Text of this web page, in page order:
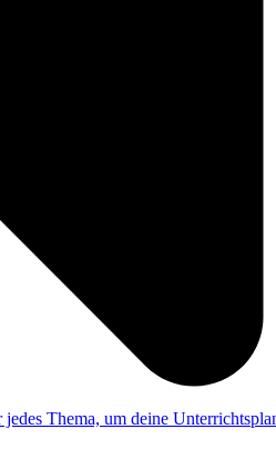
Thema, um deine